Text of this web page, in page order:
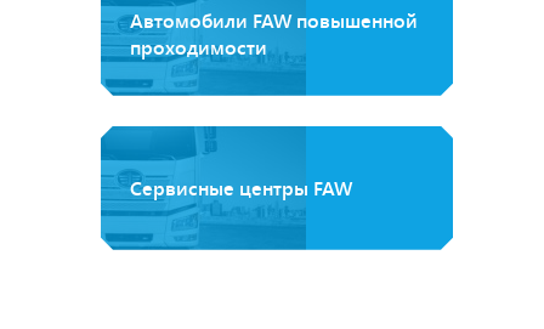
Автомобили FAW повышенной
проходимости
Сервисные центры FAW